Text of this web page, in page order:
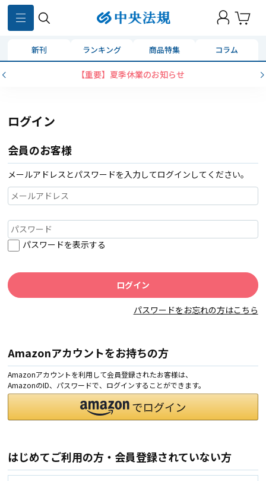
新刊 ランキング 商品特集 コラム
【重要】夏季休業のお知らせ
ログイン
会員のお客様
メールアドレスとパスワードを入力してログインしてください。
パスワードを表示する
パスワードをお忘れの方はこちら
Amazonアカウントをお持ちの方
Amazonアカウントを利用して会員登録されたお客様は、
AmazonのID、パスワードで、ログインすることができます。
はじめてご利用の方・会員登録されていない方